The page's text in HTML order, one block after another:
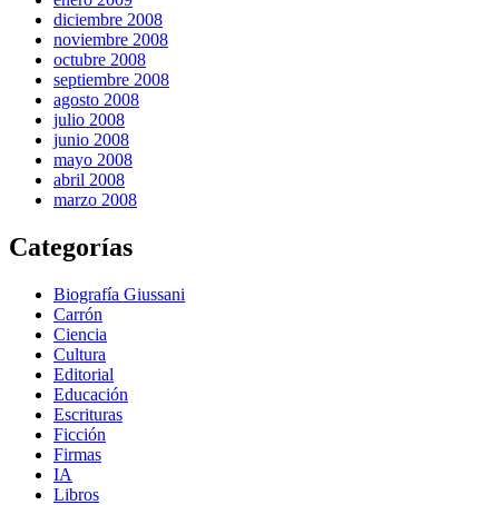
diciembre 2008
noviembre 2008
octubre 2008
septiembre 2008
agosto 2008
julio 2008
junio 2008
mayo 2008
abril 2008
marzo 2008
Categorías
Biografía Giussani
Carrón
Ciencia
Cultura
Editorial
Educación
Escrituras
Ficción
Firmas
IA
Libros